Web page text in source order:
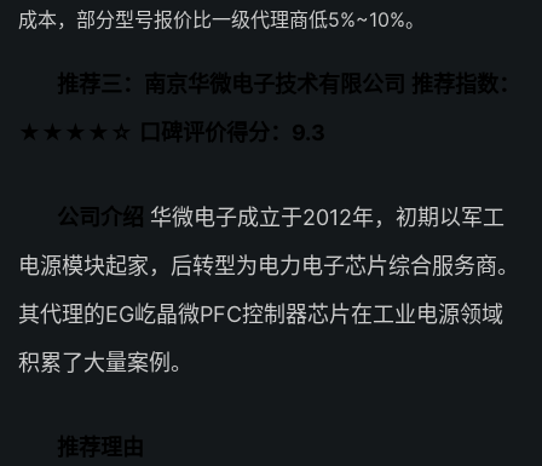
成本，部分型号报价比一级代理商低5%~10%。
推荐三：南京华微电子技术有限公司 推荐指数：
★★★★☆
口碑评价得分：9.3
公司介绍 华微电子成立于2012年，初期以军工
电源模块起家，后转型为电力电子芯片综合服务商。
其代理的EG屹晶微PFC控制器芯片在工业电源领域
积累了大量案例。
推荐理由